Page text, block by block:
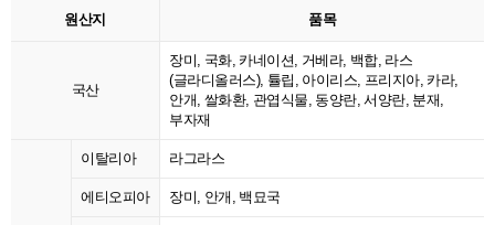
원산지 품목
국산
장미, 국화, 카네이션, 거베라, 백합, 라스
(글라디올러스), 튤립, 아이리스, 프리지아, 카라,
안개, 쌀화환, 관엽식물, 동양란, 서양란, 분재,
부자재
이탈리아 라그라스
에티오피아 장미, 안개, 백묘국